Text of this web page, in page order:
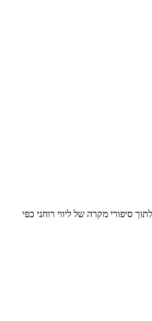
סיפורי מקרה של ליווי רוחני כפי